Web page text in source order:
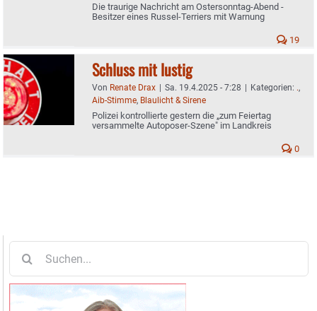
Die traurige Nachricht am Ostersonntag-Abend -
Besitzer eines Russel-Terriers mit Warnung
19
Schluss mit lustig
Von Renate Drax | Sa. 19.4.2025 - 7:28 | Kategorien: .,
Aib-Stimme, Blaulicht & Sirene
Polizei kontrollierte gestern die „zum Feiertag
versammelte Autoposer-Szene" im Landkreis
0
nach: